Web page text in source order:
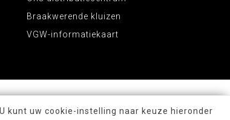
Braakwerende kluizen
VGW-informatiekaart
kunt uw cookie-instelling naar keuze hieronder